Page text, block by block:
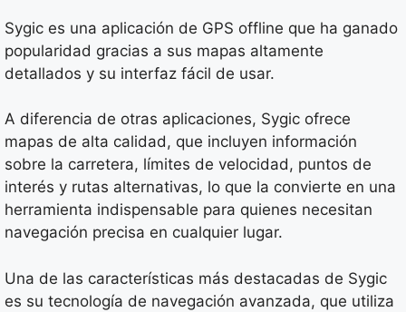
Sygic es una aplicación de GPS offline que ha ganado
popularidad gracias a sus mapas altamente
detallados y su interfaz fácil de usar.
A diferencia de otras aplicaciones, Sygic ofrece
mapas de alta calidad, que incluyen información
sobre la carretera, límites de velocidad, puntos de
interés y rutas alternativas, lo que la convierte en una
herramienta indispensable para quienes necesitan
navegación precisa en cualquier lugar.
Una de las características más destacadas de Sygic
es su tecnología de navegación avanzada, que utiliza